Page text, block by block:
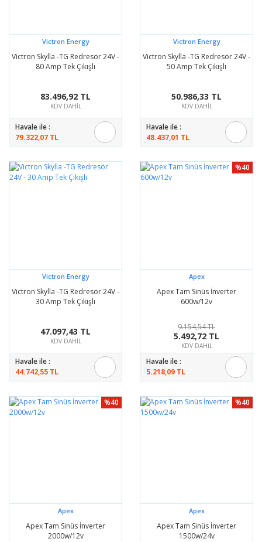
Victron Energy
Victron Skylla -TG Redresör 24V -
80 Amp Tek Çıkışlı
83.496,92 TL
KDV DAHİL
Havale ile :
79.322,07 TL
Victron Energy
Victron Skylla -TG Redresör 24V -
50 Amp Tek Çıkışlı
50.986,33 TL
KDV DAHİL
Havale ile :
48.437,01 TL
Victron Energy
Victron Skylla -TG Redresör 24V -
30 Amp Tek Çıkışlı
47.097,43 TL
KDV DAHİL
Havale ile :
44.742,55 TL
%40
Apex
Apex Tam Sinüs İnverter
600w/12v
9.154,54 TL
5.492,72 TL
KDV DAHİL
Havale ile :
5.218,09 TL
%40
Apex
Apex Tam Sinüs İnverter
2000w/12v
%40
Apex
Apex Tam Sinüs İnverter
1500w/24v